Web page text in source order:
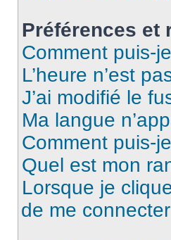
Préférences et
Comment puis-
L’heure n’est
J’ai modifié le
Ma langue
Comment puis-
Quel est mon
Lorsque je
de me